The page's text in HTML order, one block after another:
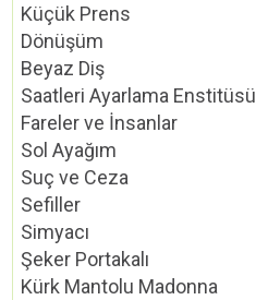
Küçük Prens
Dönüşüm
Beyaz Diş
Saatleri Ayarlama Enstitüsü
Fareler ve İnsanlar
Sol Ayağım
Suç ve Ceza
Sefiller
Simyacı
Şeker Portakalı
Kürk Mantolu Madonna